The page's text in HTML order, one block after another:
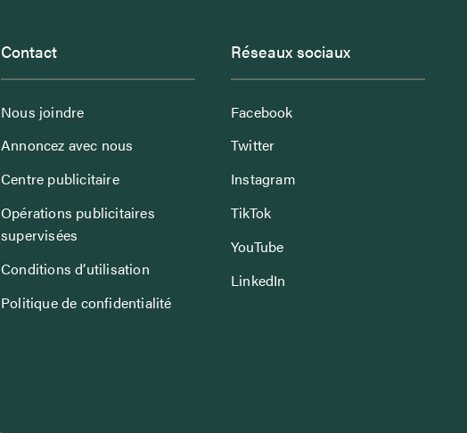
Contact
Nous joindre
Annoncez avec nous
Centre publicitaire
Opérations publicitaires
supervisées
Conditions d’utilisation
Politique de confidentialité
Réseaux sociaux
Facebook
Twitter
Instagram
TikTok
YouTube
LinkedIn